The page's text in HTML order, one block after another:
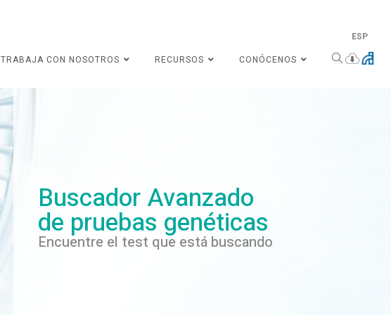
ESP
TRABAJA CON NOSOTROS RECURSOS CONÓCENOS
Buscador Avanzado
de pruebas genéticas
Encuentre el test que está buscando